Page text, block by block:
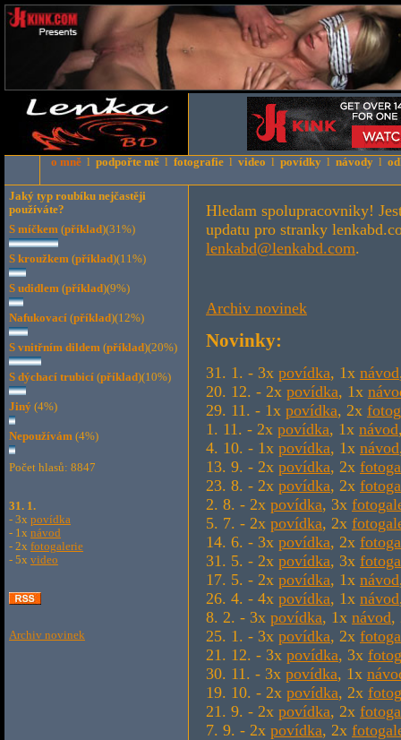
o mně l podpořte mě l fotografie l video l povídky l návody l
Hledam spolupracovniky!
updatu pro stranky
lenkabd@lenkabd.com.
Archiv novinek
Novinky:
31. 1. - 3x povídka, 1x návod
20. 12. - 2x povídka, 1x
29. 11. - 1x povídka, 2x
1. 11. - 2x povídka, 1x návod
4. 10. - 1x povídka, 1x návod
13. 9. - 2x povídka, 2x
23. 8. - 2x povídka, 2x
2. 8. - 2x povídka, 3x
5. 7. - 2x povídka, 2x
14. 6. - 3x povídka, 2x
31. 5. - 2x povídka, 3x
17. 5. - 2x povídka, 1x návod
26. 4. - 4x povídka, 1x návod
8. 2. - 3x povídka, 1x návod,
25. 1. - 3x povídka, 2x
21. 12. - 3x povídka, 3x
30. 11. - 3x povídka, 1x
19. 10. - 2x povídka, 2x
21. 9. - 2x povídka, 2x
7. 9. - 2x povídka, 2x
Jaký typ roubíku nejčastěji
používáte?
S míčkem (příklad)(31%)
S kroužkem (příklad)(11%)
S udidlem (příklad)(9%)
Nafukovací (příklad)(12%)
S vnitřním dildem (příklad)(20%)
S dýchací trubicí (příklad)(10%)
Jiný (4%)
Nepoužívám (4%)
Počet hlasů: 8847
31. 1.
- 3x povídka
- 1x návod
- 2x fotogalerie
- 5x video
Archiv novinek